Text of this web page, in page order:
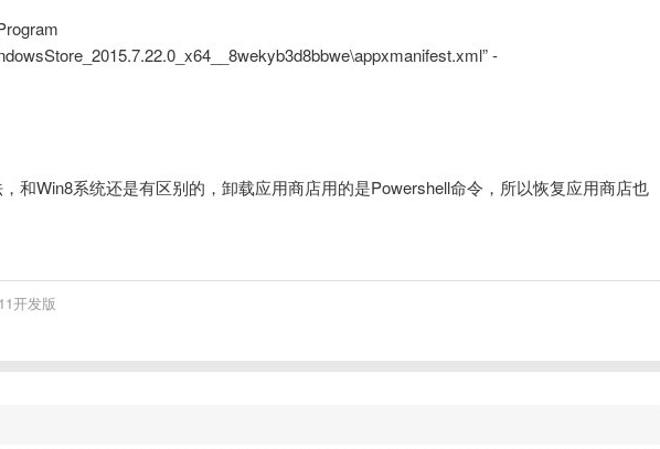
-
和Win8系统还是有区别的，卸载应用商店用的是Powershell命令，所以恢复应用商店也
开发版